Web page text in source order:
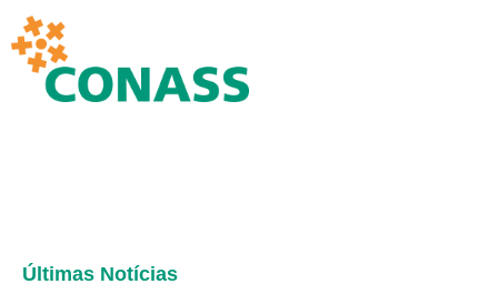
Últimas Notícias